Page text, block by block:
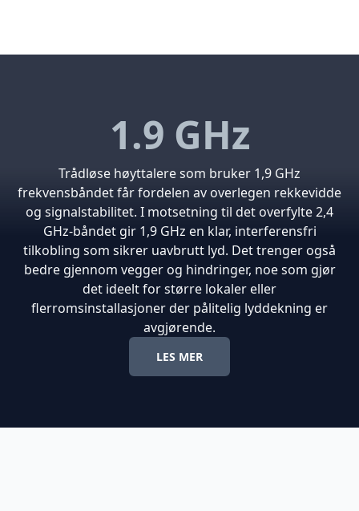
1.9 GHz
Trådløse høyttalere som bruker 1,9 GHz
frekvensbåndet får fordelen av overlegen rekkevidde
og signalstabilitet. I motsetning til det overfylte 2,4
GHz-båndet gir 1,9 GHz en klar, interferensfri
tilkobling som sikrer uavbrutt lyd. Det trenger også
bedre gjennom vegger og hindringer, noe som gjør
det ideelt for større lokaler eller
flerromsinstallasjoner der pålitelig lyddekning er
avgjørende.
LES MER